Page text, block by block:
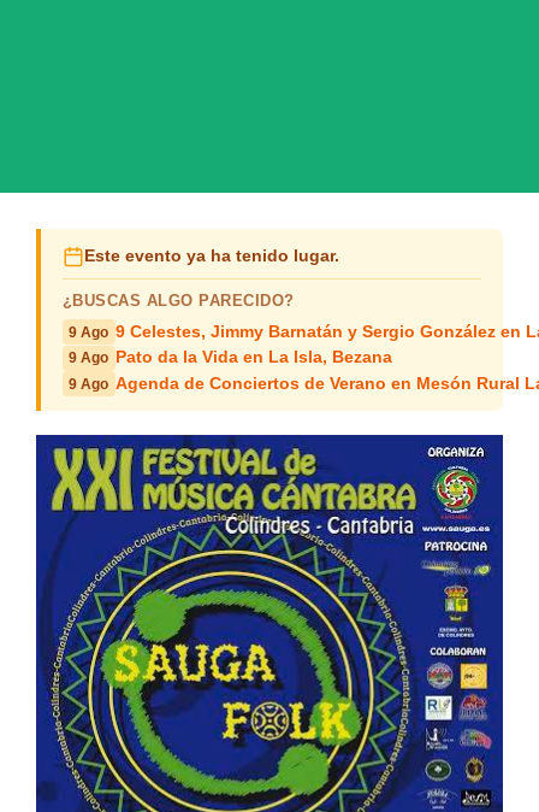
Este evento ya ha tenido lugar.
¿BUSCAS ALGO PARECIDO?
9 Ago 9 Celestes, Jimmy Barnatán y Sergio González en
9 Ago Pato da la Vida en La Isla, Bezana
9 Ago Agenda de Conciertos de Verano en Mesón Rural